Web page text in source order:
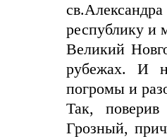
республику и
Великий
рубежах. И
погромы и
Так,
Грозный,